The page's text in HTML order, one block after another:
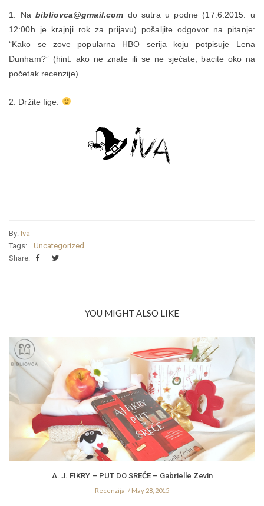
1. Nabibliovca@gmail.com do sutra u podne (17.6.2015. u
12:00h je krajnji rok za prijavu) pošaljite odgovor na pitanje:
“Kako se zove popularna HBO serija koju potpisuje Lena
Dunham?” (hint: ako ne znate ili se ne sjećate, bacite oko na
početak recenzije).
2. Držite fige.
By: Iva
Tags:
Uncategorized
Share:
YOU MIGHT ALSO LIKE
A. J. FIKRY – PUT DO SREĆE – Gabrielle Zevin
Recenzija May 28, 2015